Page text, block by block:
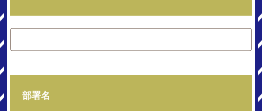
部署名